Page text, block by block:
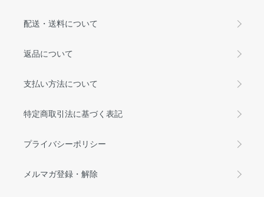
配送・送料について
返品について
支払い方法について
特定商取引法に基づく表記
プライバシーポリシー
メルマガ登録・解除